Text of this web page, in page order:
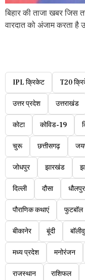
बिहार की ताजा खबर जिस
वारदात को अंजाम करता है
IPL क्रिकेट T20
उत्तर प्रदेश उत्तराखंड
कोटा कोविड-19
चुरू छत्तीसगढ़
जोधपुर झारखंड
दिल्ली दौसा धौलपुर
पौराणिक कथाएं फुटबॉल
बीकानेर बूंदी
मध्य प्रदेश मनोरंजन
राजस्थान राशिफल